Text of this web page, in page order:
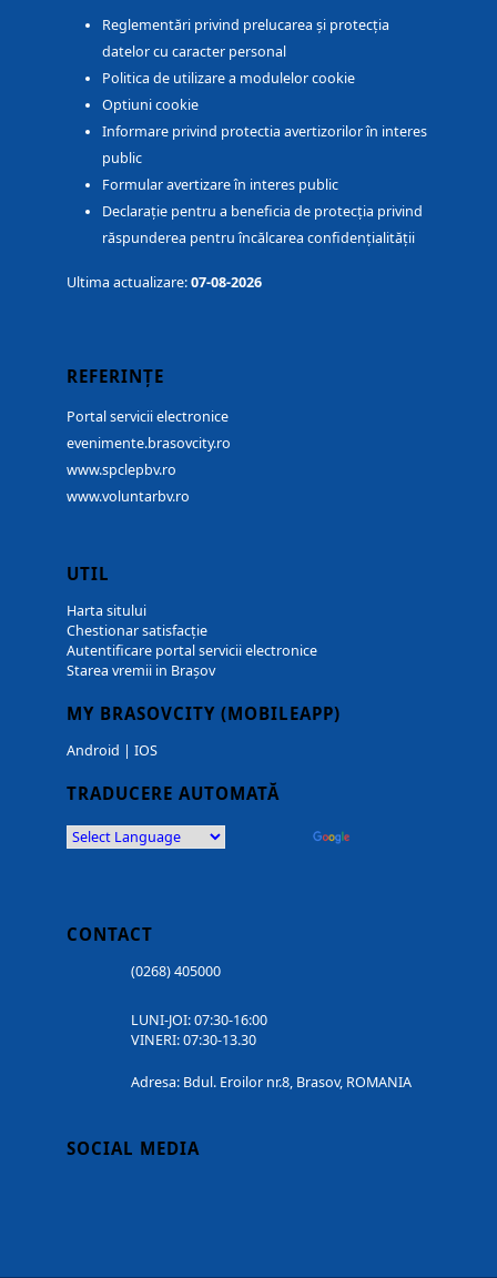
Reglementări privind prelucarea și protecția
datelor cu caracter personal
Politica de utilizare a modulelor cookie
Optiuni cookie
Informare privind protectia avertizorilor în interes
public
Formular avertizare în interes public
Declarație pentru a beneficia de protecția privind
răspunderea pentru încălcarea confidențialității
Ultima actualizare:07-08-2026
REFERINȚE
Portal servicii electronice
evenimente.brasovcity.ro
www.spclepbv.ro
www.voluntarbv.ro
UTIL
Harta sitului
Chestionar satisfacție
Autentificare portal servicii electronice
Starea vremii in Brașov
MY BRASOVCITY (MOBILEAPP)
Android | IOS
TRADUCERE AUTOMATĂ
CONTACT
(0268) 405000
LUNI-JOI: 07:30-16:00
VINERI: 07:30-13.30
Adresa: Bdul. Eroilor nr.8, Brasov, ROMANIA
SOCIAL MEDIA